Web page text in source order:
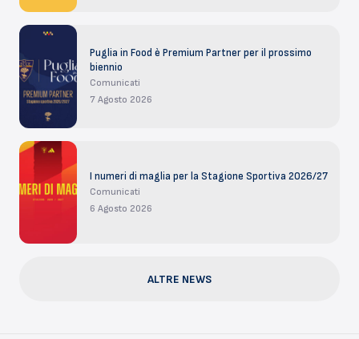
Puglia in Food è Premium Partner per il prossimo
biennio
Comunicati
7 Agosto 2026
I numeri di maglia per la Stagione Sportiva 2026/27
Comunicati
6 Agosto 2026
ALTRE NEWS